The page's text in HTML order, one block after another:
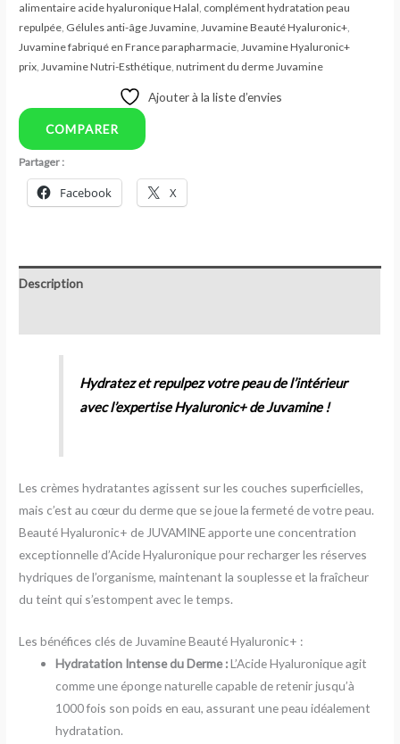
alimentaire acide hyaluronique Halal, complément hydratation peau
repulpée, Gélules anti-âge Juvamine,Juvamine Beauté Hyaluronic+,
Juvamine fabriqué en France parapharmacie,Juvamine Hyaluronic+
prix,Juvamine Nutri-Esthétique,nutriment du derme Juvamine
Ajouter à la liste d’envies
COMPARER
Partager :
Facebook X
Description
Hydratez et repulpez votre peau de l’intérieur
avec l’expertise Hyaluronic+ de Juvamine !
Les crèmes hydratantes agissent sur les couches superficielles,
mais c’est au cœur du derme que se joue la fermeté de votre peau.
Beauté Hyaluronic+ de JUVAMINE apporte une concentration
exceptionnelle d’Acide Hyaluronique pour recharger les réserves
hydriques de l’organisme, maintenant la souplesse et la fraîcheur
du teint qui s’estompent avec le temps.
Les bénéfices clés de Juvamine Beauté Hyaluronic+ :
Hydratation Intense du Derme :L’Acide Hyaluronique agit
comme une éponge naturelle capable de retenir jusqu’à
1000 fois son poids en eau, assurant une peau idéalement
hydratation.